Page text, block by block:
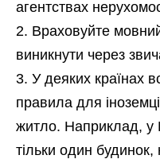
агентствах
Враховуйте
виникнути через
У деяких країнах
правила для
житло. Наприклад, у
тільки один будинок,